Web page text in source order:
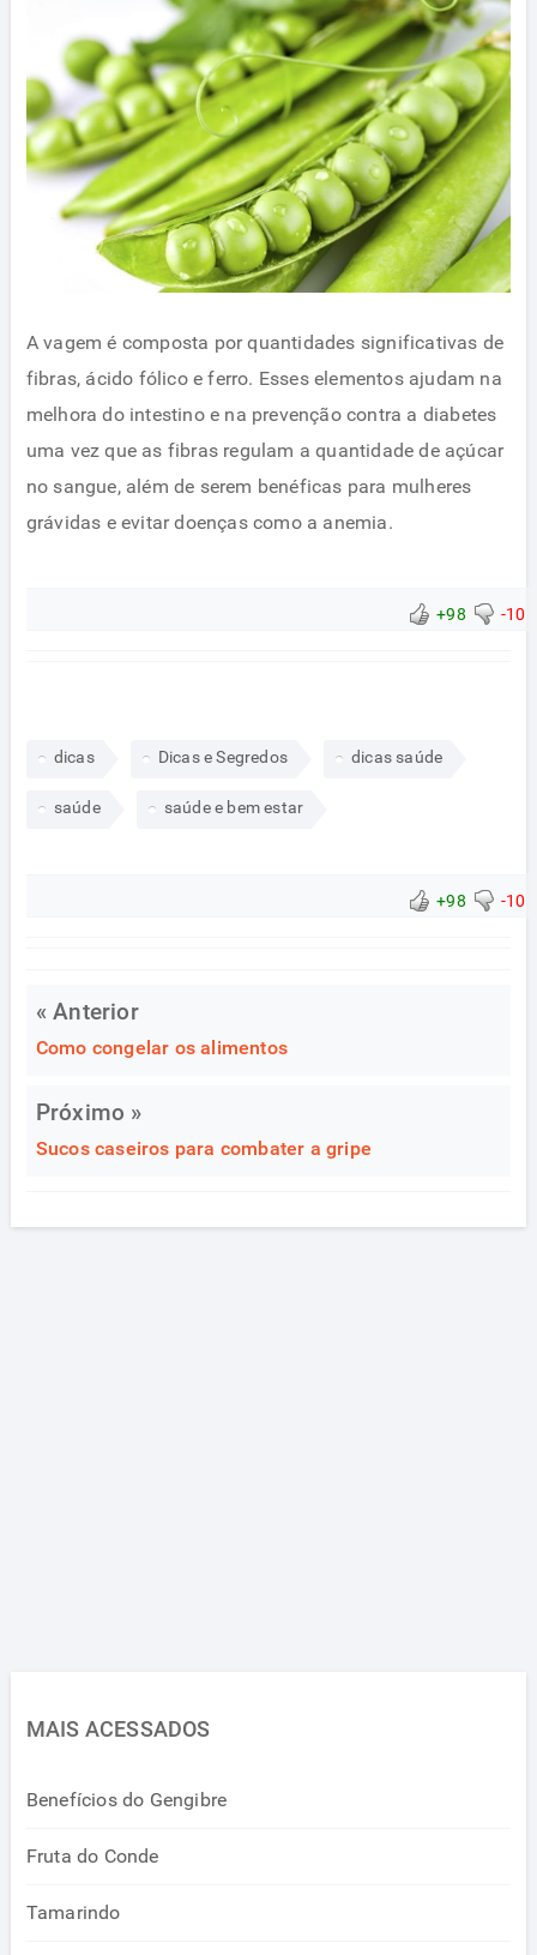
A vagem é composta por quantidades significativas de
fibras, ácido fólico e ferro. Esses elementos ajudam na
melhora do intestino e na prevenção contra a diabetes
uma vez que as fibras regulam a quantidade de açúcar
no sangue, além de serem benéficas para mulheres
grávidas e evitar doenças como a anemia.
+98 -10
dicas Dicas e Segredos dicas saúde
saúde saúde e bem estar
+98 -10
« Anterior
Como congelar os alimentos
Próximo »
Sucos caseiros para combater a gripe
MAIS ACESSADOS
Benefícios do Gengibre
Fruta do Conde
Tamarindo